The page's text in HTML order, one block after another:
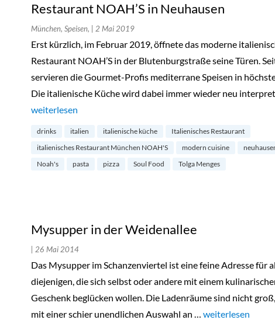
Restaurant NOAH’S in Neuhausen
München, Speisen, | 2 Mai 2019
Erst kürzlich, im Februar 2019, öffnete das moderne
Restaurant NOAH’S in der Blutenburgstraße seine Türen.
servieren die Gourmet-Profis mediterrane Speisen in
Die italienische Küche wird dabei immer wieder neu
„Restaurant NOAH’S in Neuhausen“
weiterlesen
drinks italien italienische küche
Italienisches Restaurant
italienisches Restaurant München NOAH'S
modern cuisine
Noah's
pasta pizza Soul Food Tolga Menges
Mysupper in der Weidenallee
| 26 Mai 2014
Das Mysupper im Schanzenviertel ist eine feine Adresse für
diejenigen, die sich selbst oder andere mit einem
Geschenk beglücken wollen. Die Ladenräume sind nicht
mit einer schier unendlichen Auswahl an … „Mysupper in der
weiterlesen